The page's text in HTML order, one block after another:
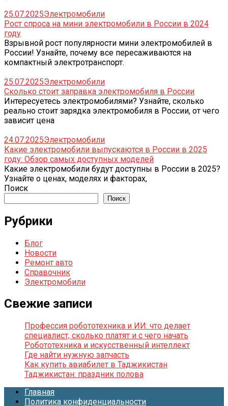
25.07.2025Электромобили
Рост спроса на мини электромобили в России в 2024
году
Взрывной рост популярности мини электромобилей в
России! Узнайте, почему все пересаживаются на
компактный электротранспорт.
25.07.2025Электромобили
Сколько стоит заправка электромобиля в России
Интересуетесь электромобилями? Узнайте, сколько
реально стоит зарядка электромобиля в России, от чего
зависит цена
24.07.2025Электромобили
Какие электромобили выпускаются в России в 2025
году: Обзор самых доступных моделей
Какие электромобили будут доступны в России в 2025?
Узнайте о ценах, моделях и факторах,
Поиск
Поиск
Рубрики
Блог
Новости
Ремонт авто
Справочник
Электромобили
Свежие записи
Профессия робототехника и ИИ: что делает
специалист, сколько платят и с чего начать
Робототехника и искусственный интеллект
Где найти нужную запчасть
Как купить авиабилет в Таджикистан
Таджикистан: праздник полова
Главная
Политика конфиденциальности